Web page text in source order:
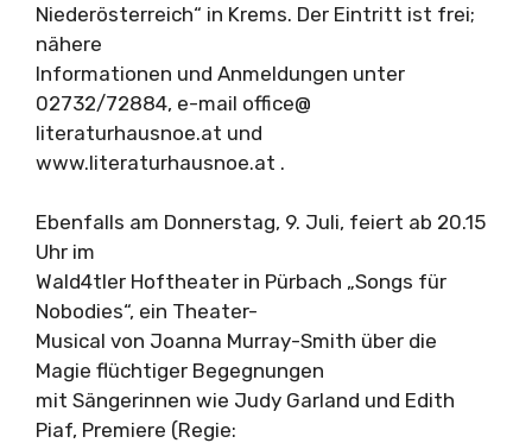
Niederösterreich“ in Krems. Der Eintritt ist frei;
nähere
Informationen und Anmeldungen unter
02732/72884, e-mail office@
literaturhausnoe.at und
www.literaturhausnoe.at .
Ebenfalls am Donnerstag, 9. Juli, feiert ab 20.15
Uhr im
Wald4tler Hoftheater in Pürbach „Songs für
Nobodies“, ein Theater-
Musical von Joanna Murray-Smith über die
Magie flüchtiger Begegnungen
mit Sängerinnen wie Judy Garland und Edith
Piaf, Premiere (Regie: